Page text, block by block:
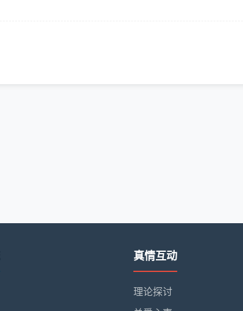
真情互动
理论探讨